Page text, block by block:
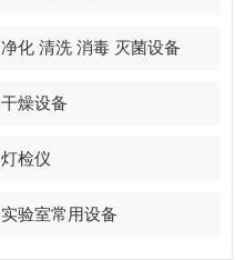
净化 清洗 消毒 灭菌设备
干燥设备
灯检仪
实验室常用设备